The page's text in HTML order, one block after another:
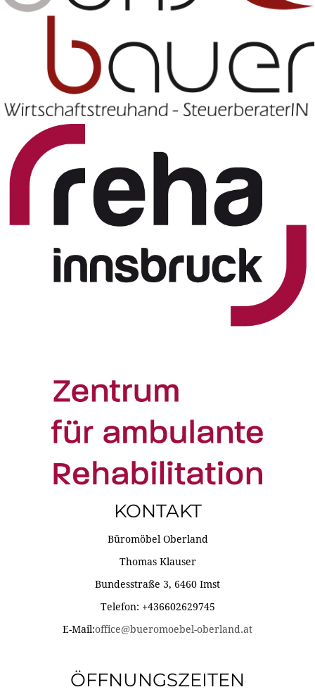
KONTAKT
Büromöbel Oberland
Thomas Klauser
Bundesstraße 3, 6460 Imst
Telefon: +436602629745
E-Mail:office@bueromoebel-oberland.at
ÖFFNUNGSZEITEN